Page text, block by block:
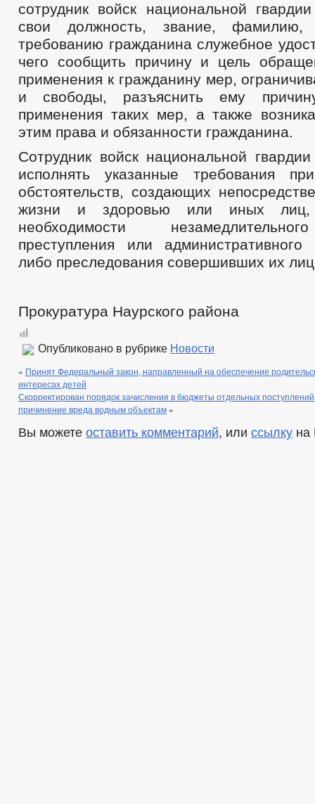
сотрудник войск национальной
свои должность, звание, фамилию,
требованию гражданина служебное
чего сообщить причину и цель
применения к гражданину мер,
и свободы, разъяснить ему
применения таких мер, а также
этим права и обязанности гражданина.
Сотрудник войск национальной
исполнять указанные требования
обстоятельств, создающих
жизни и здоровью или иных
необходимости
преступления или административного
либо преследования совершивших их
Прокуратура Наурского района
Опубликовано в рубрике Новости
« Принят Федеральный закон, направленный на обеспечение
интересах детей
Скорректирован порядок зачисления в бюджеты отдельных
причинение вреда водным объектам »
Вы можете оставить комментарий, или ссылку на